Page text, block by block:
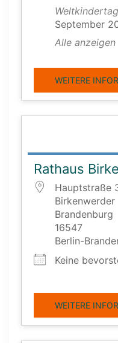
September
Alle anzeigen
WEITERE
Rathaus
Hauptstraße
Birkenwerder
Brandenburg
16547
Berlin-
Keine
WEITERE